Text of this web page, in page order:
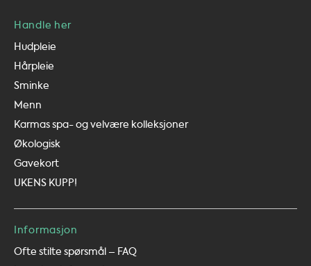
Handle her
Hudpleie
Hårpleie
Sminke
Menn
Karmas spa- og velvære kolleksjoner
Økologisk
Gavekort
UKENS KUPP!
Informasjon
Ofte stilte spørsmål – FAQ